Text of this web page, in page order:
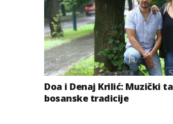
Doa i Denaj Krilić: Muzički
bosanske tradicije